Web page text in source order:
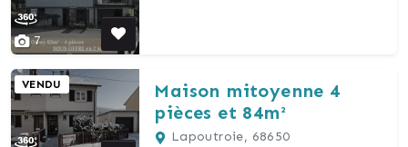
7
VENDU
Maison mitoyenne 4
pièces et 84m²
Lapoutroie, 68650